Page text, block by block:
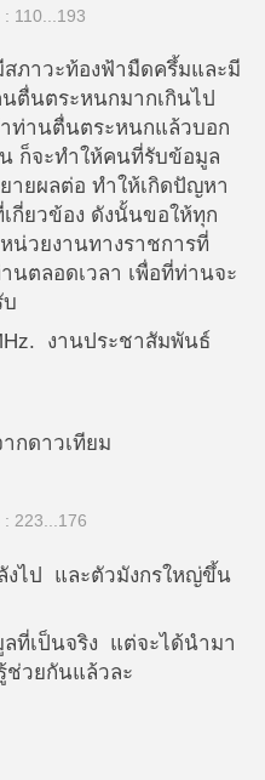
: 110...193
ภาวะท้องฟ้ามืดครึ้มและมี
ตื่นตระหนกมากเกินไป
าท่านตื่นตระหนกแล้วบอก
ก็จะทำให้คนที่รับข้อมูล
ายผลต่อ ทำให้เกิดปัญหา
กี่ยวข้อง ดังนั้นขอให้ทุก
น่วยงานทางราชการที่
นตลอดเวลา เพื่อที่ท่านจะ
งานประชาสัมพันธ์
กดาวเทียม
: 223...176
งไป และตัวมังกรใหญ่ขึ้น
ที่เป็นจริง แต่จะได้นำมา
ช่วยกันแล้วละ